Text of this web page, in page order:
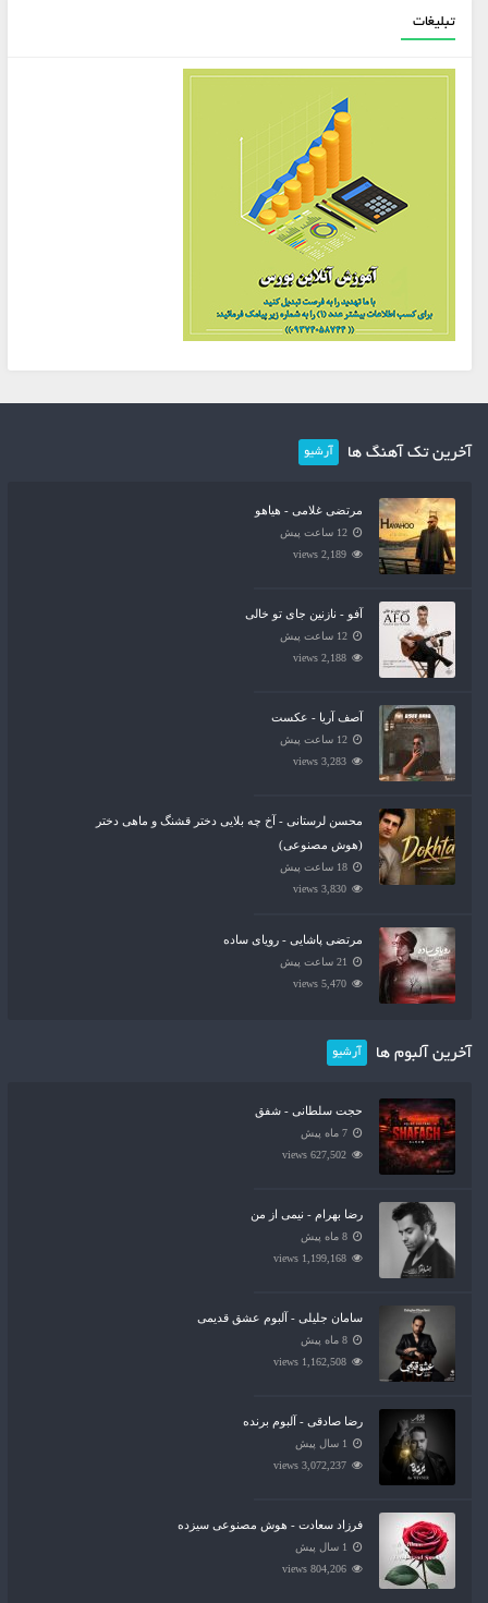
تبلیغات
آخرین تک آهنگ ها آرشیو
مرتضی غلامی - هیاهو
12 ساعت پیش
2,189 views
آفو - نازنین جای تو خالی
12 ساعت پیش
2,188 views
آصف آریا - عکست
12 ساعت پیش
3,283 views
محسن لرستانی - آخ چه بلایی دختر قشنگ و ماهی دختر
(هوش مصنوعی)
18 ساعت پیش
3,830 views
مرتضی پاشایی - رویای ساده
21 ساعت پیش
5,470 views
آخرین آلبوم ها آرشیو
حجت سلطانی - شفق
7 ماه پیش
627,502 views
رضا بهرام - نیمی از من
8 ماه پیش
1,199,168 views
سامان جلیلی - آلبوم عشق قدیمی
8 ماه پیش
1,162,508 views
رضا صادقی - آلبوم برنده
1 سال پیش
3,072,237 views
فرزاد سعادت - هوش مصنوعی سیزده
1 سال پیش
804,206 views